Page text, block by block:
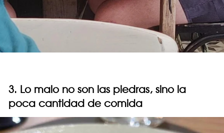
3. Lo malo no son las piedras, sino la
poca cantidad de comida